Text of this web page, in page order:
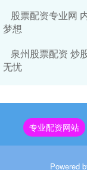
股票配资专业网
梦想
泉州股票配资 炒
无忧
专业配资网站
Powered